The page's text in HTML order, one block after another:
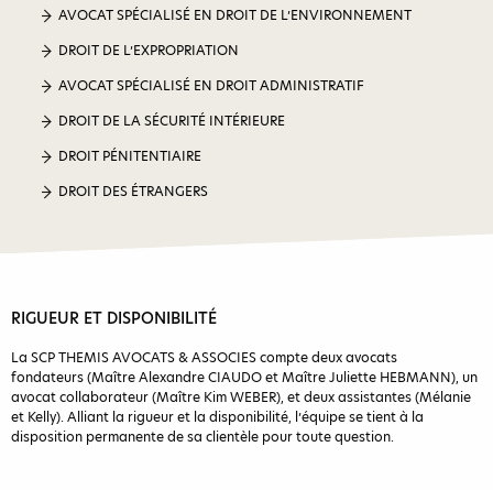
AVOCAT SPÉCIALISÉ EN DROIT DE L’ENVIRONNEMENT
DROIT DE L’EXPROPRIATION
AVOCAT SPÉCIALISÉ EN DROIT ADMINISTRATIF
DROIT DE LA SÉCURITÉ INTÉRIEURE
DROIT PÉNITENTIAIRE
DROIT DES ÉTRANGERS
RIGUEUR ET DISPONIBILITÉ
La SCP THEMIS AVOCATS & ASSOCIES compte deux avocats
fondateurs (Maître Alexandre CIAUDO et Maître Juliette HEBMANN), un
avocat collaborateur (Maître Kim WEBER), et deux assistantes (Mélanie
et Kelly). Alliant la rigueur et la disponibilité, l’équipe se tient à la
disposition permanente de sa clientèle pour toute question.